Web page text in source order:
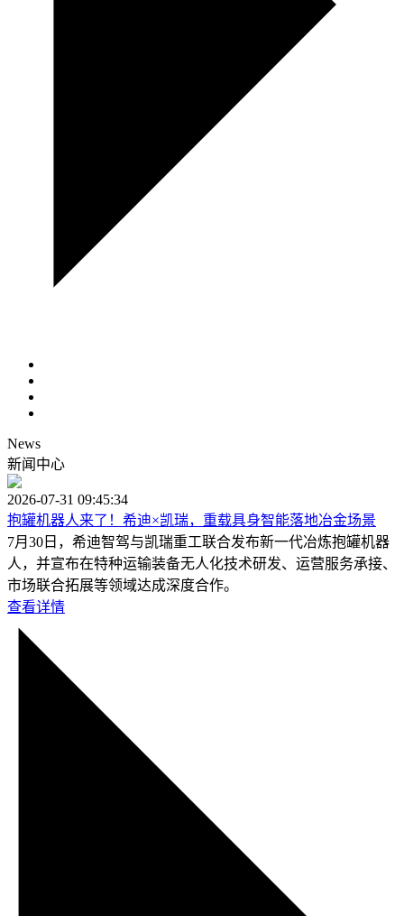
News
新闻中心
2026-07-31 09:45:34
抱罐机器人来了！希迪×凯瑞，重载具身智能落地冶金场景
7月30日，希迪智驾与凯瑞重工联合发布新一代冶炼抱罐机器
人，并宣布在特种运输装备无人化技术研发、运营服务承接、
市场联合拓展等领域达成深度合作。
查看详情